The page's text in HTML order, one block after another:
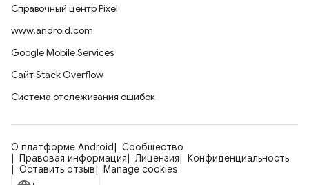
Справочный центр Pixel
www.android.com
Google Mobile Services
Сайт Stack Overflow
Система отслеживания ошибок
О платформе Android
Сообщество
Правовая информация
Лицензия
Конфиденциальность
Оставить отзыв
Manage cookies